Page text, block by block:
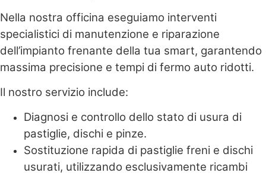
Nella nostra officina eseguiamo interventi
specialistici di manutenzione e riparazione
dell’impianto frenante della tua smart, garantendo
massima precisione e tempi di fermo auto ridotti.
Il nostro servizio include:
Diagnosi e controllo dello stato di usura di
pastiglie, dischi e pinze.
Sostituzione rapida di pastiglie freni e dischi
usurati, utilizzando esclusivamente ricambi